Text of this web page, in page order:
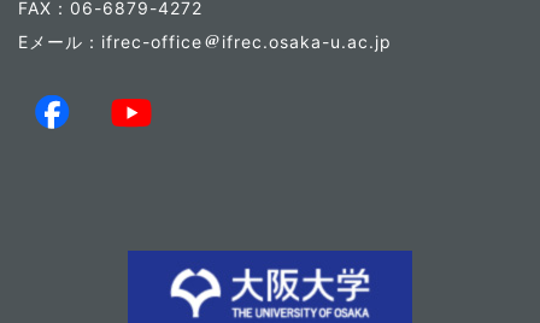
FAX：06-6879-4272
Eメール：ifrec-office
ifrec.osaka-u.ac.jp